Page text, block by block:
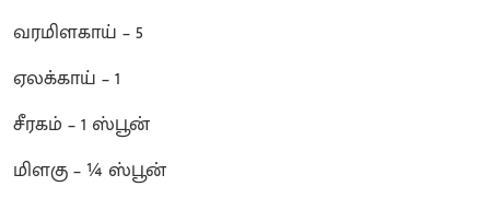
வரமிளகாய் – 5
ஏலக்காய் – 1
சீரகம் – 1 ஸ்பூன்
மிளகு – ¼ ஸ்பூன்